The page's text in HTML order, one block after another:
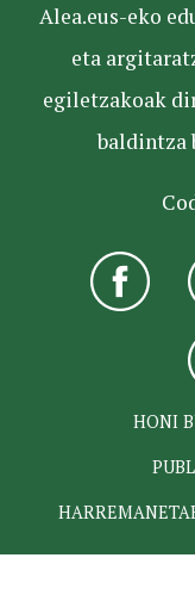
Alea.eus-eko
eta
egiletzakoak
baldintza
HONI